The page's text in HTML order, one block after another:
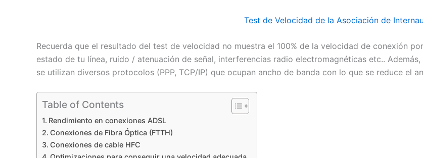
Test de Velocidad de la Asociación de
Recuerda que el resultado del test de velocidad no muestra el 100% de la velocidad de conexión
estado de tu línea, ruido / atenuación de señal, interferencias radio electromagnéticas etc..
se utilizan diversos protocolos (PPP, TCP/IP) que ocupan ancho de banda con lo que se reduce el
Table of Contents
Rendimiento en conexiones ADSL
Conexiones de Fibra Óptica (FTTH)
Conexiones de cable HFC